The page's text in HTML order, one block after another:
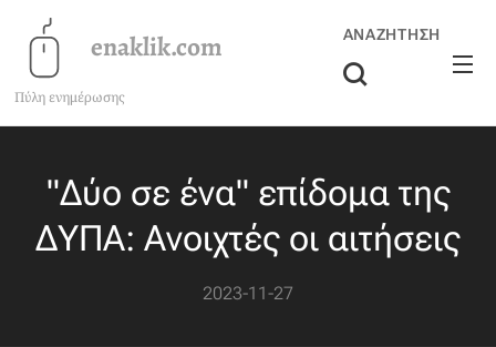
enaklik.com
Πύλη ενημέρωσης
ΑΝΑΖΉΤΗΣΗ
"Δύο σε ένα" επίδομα της
ΔΥΠΑ: Ανοιχτές οι αιτήσεις
2023-11-27